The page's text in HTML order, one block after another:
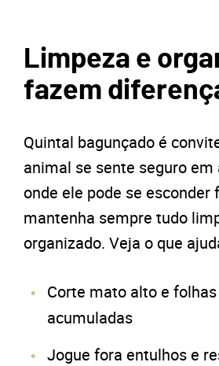
Limpeza e
fazem
Quintal bagunçado é
animal se sente seguro
onde ele pode se esconder
mantenha sempre tudo
organizado. Veja o que
Corte mato alto e
acumuladas
Jogue fora entulhos e